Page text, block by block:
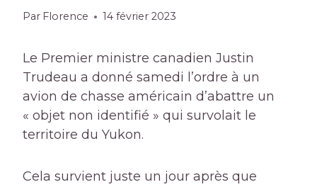
Par Florence 14 février 2023
Le Premier ministre canadien Justin
Trudeau a donné samedi l’ordre à un
avion de chasse américain d’abattre un
« objet non identifié » qui survolait le
territoire du Yukon.
Cela survient juste un jour après que